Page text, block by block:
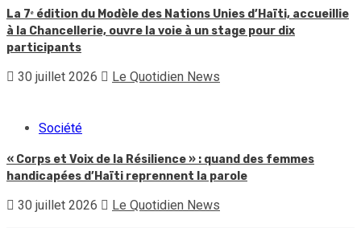
La 7ᵉ édition du Modèle des Nations Unies d’Haïti, accueillie
à la Chancellerie, ouvre la voie à un stage pour dix
participants
30 juillet 2026 Le Quotidien News
Société
« Corps et Voix de la Résilience » : quand des femmes
handicapées d’Haïti reprennent la parole
30 juillet 2026 Le Quotidien News